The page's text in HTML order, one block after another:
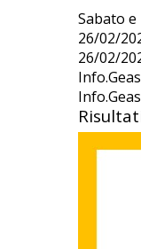
Sabato e
26/02/
26/02/
Info.Geas
Info.Geas